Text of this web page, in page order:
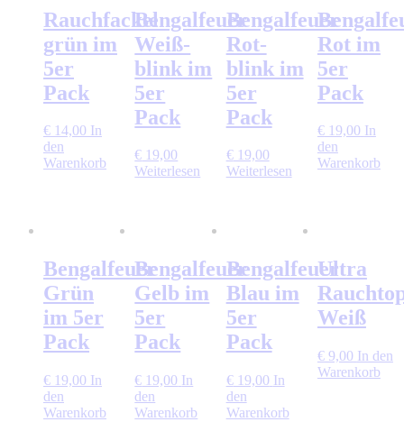
Rauchfackel
grün im
5er
Pack
€ 14,00 In
den
Warenkorb
Bengalfeuer
Weiß-
blink im
5er
Pack
€ 19,00
Weiterlesen
Bengalfeuer
Rot-
blink im
5er
Pack
€19,00
Weiterlesen
Rot im
5er
Pack
€19,00 In
den
Warenkorb
Bengalfeuer
Grün
im 5er
Pack
€ 19,00 In
den
Warenkorb
Bengalfeuer
Gelb im
5er
Pack
€ 19,00 In
den
Warenkorb
Bengalfeuer
Blau im
5er
Pack
€19,00 In
den
Warenkorb
Ultra
Weiß
€9,00 In den
Warenkorb